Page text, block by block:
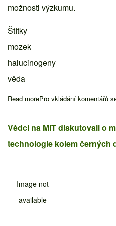
možnosti výzkumu.
Štítky
mozek
halucinogeny
věda
Read moreabout Halucinogen z
Pro vkládání komentářů
Vědci na MIT diskutovali o
technologie kolem černých
Image not
available